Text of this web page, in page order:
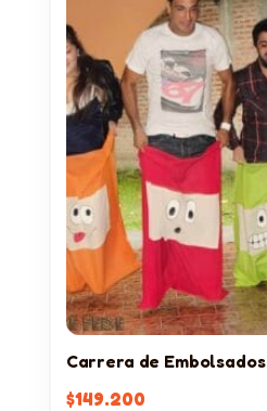
Carrera de Embolsados
$149.200